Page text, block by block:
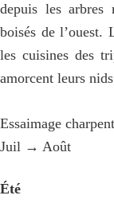
depuis les arbres
boisés de l’ouest.
les cuisines des
amorcent leurs
Essaimage
Juil → Août
Été